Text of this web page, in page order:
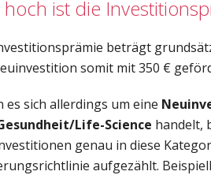
hoch ist die
beträgt
somit mit 350 €
es sich allerdings um eine
Life-Science handelt,
genau in diese
aufgezählt.